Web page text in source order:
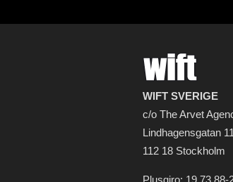
WIFT SVERIGE
c/o The Arvet
Lindhagensgatan
112 18 Stockholm
Plusgiro: 19 73 88-